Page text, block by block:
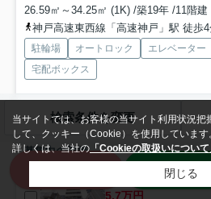
26.59㎡～34.25㎡ (1K) /築19年 /11階建
神戸高速東西線「高速神戸」駅 徒歩
駐輪場 オートロック エレベーター
宅配ボックス
室内設備はCATV・システムキッチン・
過ごしやすいお部屋になっております。
募集中の部屋
5.7万円
検索条件を変更
LINE
当サイトでは、お客様の当サイト利用状況把
して、クッキー（Cookie）を使用しています
詳しくは、当社の 「Cookieの取扱いについ
閉じる